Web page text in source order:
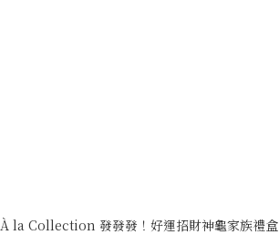
À la Collection 發發發！好運招財神龜家族禮盒